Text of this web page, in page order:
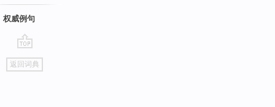
权威例句
go
top
返回词典